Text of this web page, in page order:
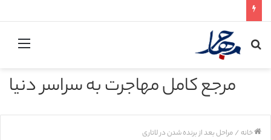
جستجو
مرجع کامل مهاجرت به سراسر دنیا
خانه / مراحل بعد از برنده شدن در لاتاری